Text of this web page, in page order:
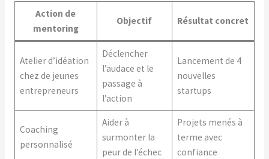
Action de
mentoring
Objectif Résultat concret
Atelier d’idéation
chez de jeunes
entrepreneurs
Déclencher
l’audace et le
passage à
l’action
Lancement de 4
nouvelles
startups
Coaching
personnalisé
Aider à
surmonter la
peur de l’échec
Projets menés à
terme avec
confiance